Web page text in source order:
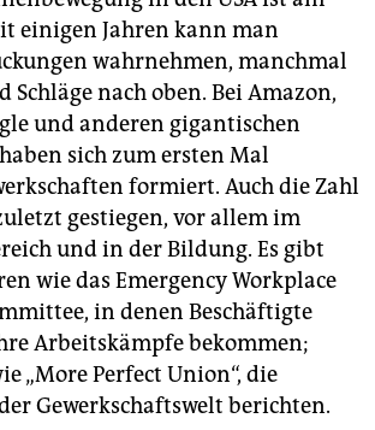
einigen Jahren kann man
wahrnehmen, manchmal
Schläge nach oben. Bei Amazon,
und anderen gigantischen
sich zum ersten Mal
formiert. Auch die Zahl
gestiegen, vor allem im
und in der Bildung. Es gibt
wie das Emergency Workplace
in denen Beschäftigte
Arbeitskämpfe bekommen;
„More Perfect Union“, die
Gewerkschaftswelt berichten.